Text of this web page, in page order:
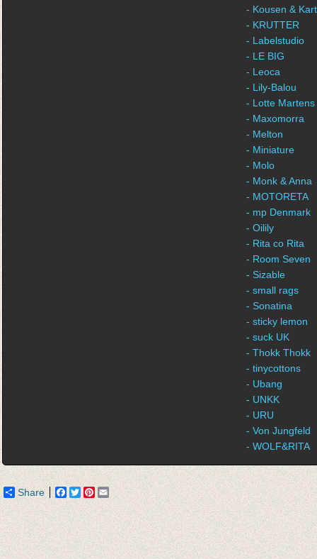
- Kousen &
- KRUTTER
- Labelstudio
- LE BIG
- Leoca
- Lily-Balou
- Lotte Martens
- Maxomorra
- Melton
- Miniature
- Molo
- Monk & Anna
- MOTORETA
- mp Denmark
- Oilily
- Rita co Rita
- Room Seven
- Sizable
- small rags
- Sonatina
- sticky lemon
- suck UK
- Thokk Thokk
- tinycottons
- Ubang
- UNKK
- URU
- Von Jungfeld
- WOLF&RITA
Share Facebook
TwitterPinterest